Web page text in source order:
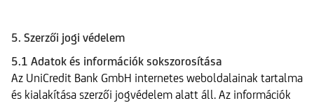
5. Szerzői jogi védelem
5.1 Adatok és információk sokszorosítása
Az UniCredit Bank GmbH internetes weboldalainak tartalma
és kialakítása szerzői jogvédelem alatt áll. Az információk